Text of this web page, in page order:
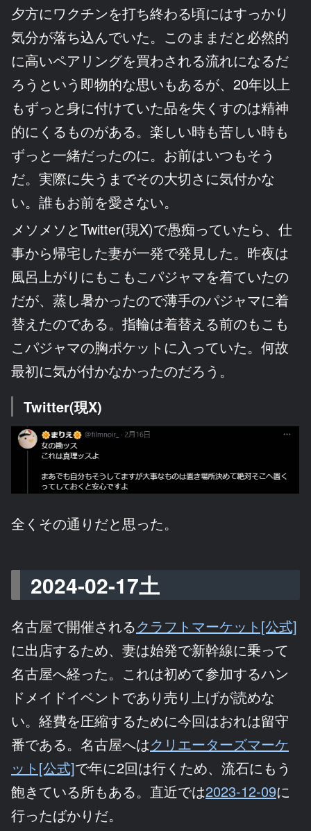
夕方にワクチンを打ち終わる頃にはすっかり
気分が落ち込んでいた。このままだと必然的
に高いペアリングを買わされる流れになるだ
ろうという即物的な思いもあるが、20年以上
もずっと身に付けていた品を失くすのは精神
的にくるものがある。楽しい時も苦しい時も
ずっと一緒だったのに。お前はいつもそう
だ。実際に失うまでその大切さに気付かな
い。誰もお前を愛さない。
メソメソとTwitter(現X)で愚痴っていたら、仕
事から帰宅した妻が一発で発見した。昨夜は
風呂上がりにもこもこパジャマを着ていたの
だが、蒸し暑かったので薄手のパジャマに着
替えたのである。指輪は着替える前のもこも
こパジャマの胸ポケットに入っていた。何故
最初に気が付かなかったのだろう。
Twitter(現X)
全くその通りだと思った。
2024-02-17土
名古屋で開催されるクラフトマーケット[公式]
に出店するため、妻は始発で新幹線に乗って
名古屋へ経った。これは初めて参加するハン
ドメイドイベントであり売り上げが読めな
い。経費を圧縮するために今回はおれは留守
番である。名古屋へはクリエーターズマーケ
ット[公式]で年に2回は行くため、流石にもう
飽きている所もある。直近では2023-12-09に
行ったばかりだ。